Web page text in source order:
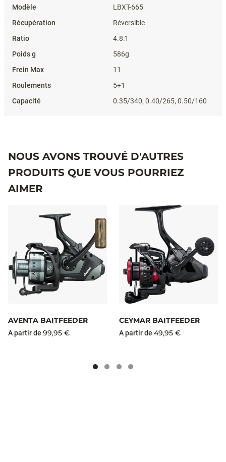
LBXT-665
Réversible
4.8:1
586g
11
5+1
0.35/340, 0.40/265, 0.50/160
NOUS AVONS TROUVÉ D'AUTRES
PRODUITS QUE VOUS POURRIEZ
AIMER
AVENTA BAITFEEDER
A partir de 99,95 €
CEYMAR BAITFEEDER
A partir de 49,95 €